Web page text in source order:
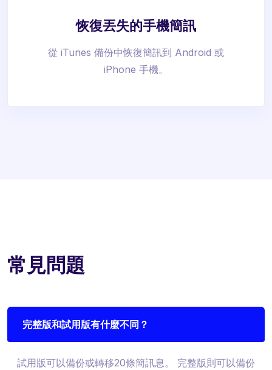
恢復丟失的手機簡訊
從 iTunes 備份中恢復簡訊到 Android 或
iPhone 手機。
常見問題
完整版和試用版有什麼不同？
試用版可以備份或轉移20條簡訊息。 完整版則可以備份